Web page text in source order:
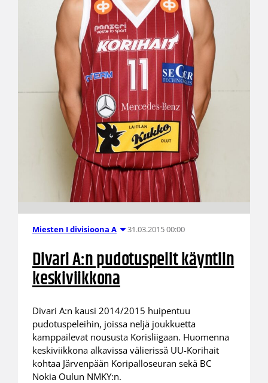
Miesten I divisioona A 31.03.2015 00:00
Divari A:n pudotuspelit käyntiin
keskiviikkona
Divari A:n kausi 2014/2015 huipentuu
pudotuspeleihin, joissa neljä joukkuetta
kamppailevat noususta Korisliigaan. Huomenna
keskiviikkona alkavissa välierissä UU-Korihait
kohtaa Järvenpään Koripalloseuran sekä BC
Nokia Oulun NMKY:n.